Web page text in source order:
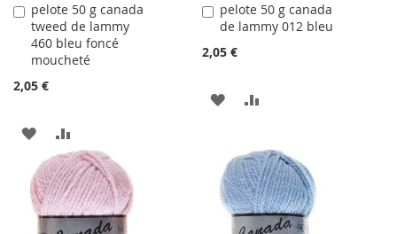
pelote 50 g canada
tweed de lammy
460 bleu foncé
moucheté
2,05 €
Ajouter
au
panier
AJOUTER
À
LA
LISTE
AU
COMPARATEUR
pelote 50 g canada
de lammy 012 bleu
2,05 €
Ajouter
au
panier
AJOUTER
LA
LISTE
D'ACHATS
COMPARATEUR